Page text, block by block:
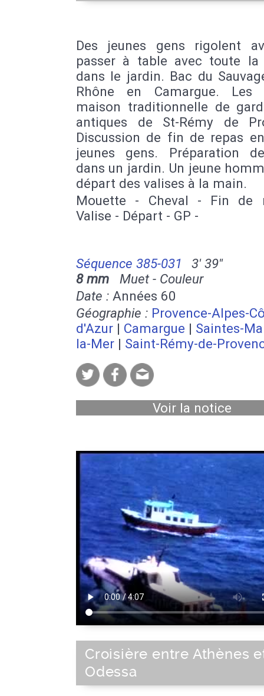
Des jeunes gens rigolent
passer à table avec toute
dans le jardin. Bac du
Rhône en Camargue. Les
maison traditionnelle de
antiques de St-Rémy de
Discussion de fin de repas
jeunes gens. Préparation
dans un jardin. Un jeune
départ des valises à la main.
Mouette - Cheval - Fin de
Valise - Départ - GP -
Séquence 385-031
3' 39''
8 mm Muet - Couleur
Date : Années 60
Géographie : Provence-Alpes-
d'Azur | Camargue | Saintes-
la-Mer | Saint-Rémy-de-
Voir la notice
Croisière entre Athènes
Odessa